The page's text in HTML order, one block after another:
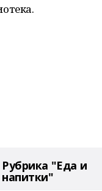
Рубрика "Еда и
напитки"